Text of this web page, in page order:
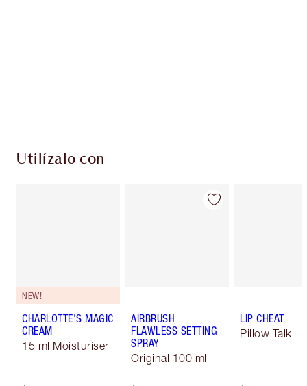
Utilízalo con
NEW!
CHARLOTTE'S MAGIC
CREAM
15 ml Moisturiser
AIRBRUSH
FLAWLESS SETTING
SPRAY
Original 100 ml
LIP CHEAT
Pillow Talk